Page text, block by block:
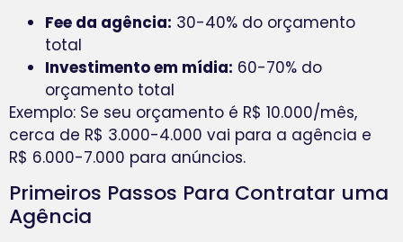
Fee da agência: 30-40% do orçamento
total
Investimento em mídia: 60-70% do
orçamento total
Exemplo: Se seu orçamento é R$ 10.000/mês,
cerca de R$ 3.000-4.000 vai para a agência e
R$ 6.000-7.000 para anúncios.
Primeiros Passos Para Contratar uma
Agência